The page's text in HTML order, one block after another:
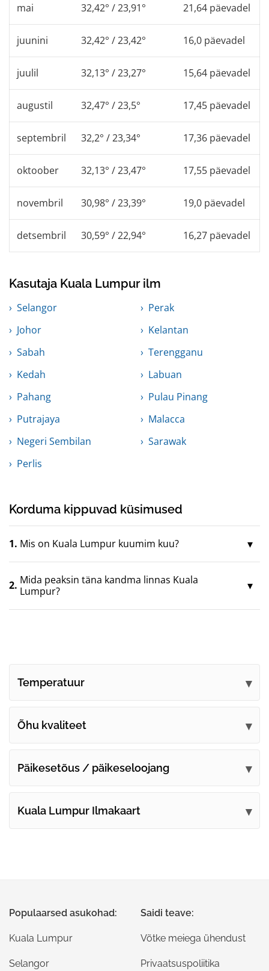
mai 32,42° / 23,91° 21,64 päevadel
juunini 32,42° / 23,42° 16,0 päevadel
juulil 32,13° / 23,27° 15,64 päevadel
augustil 32,47° / 23,5° 17,45 päevadel
septembril 32,2° / 23,34° 17,36 päevadel
oktoober 32,13° / 23,47° 17,55 päevadel
novembril 30,98° / 23,39° 19,0 päevadel
detsembril 30,59° / 22,94° 16,27 päevadel
Kasutaja Kuala Lumpur ilm
Selangor
Perak
Johor
Kelantan
Sabah
Terengganu
Kedah
Labuan
Pahang
Pulau Pinang
Putrajaya
Malacca
Negeri Sembilan
Sarawak
Perlis
Korduma kippuvad küsimused
1. Mis on Kuala Lumpur kuumim kuu?
2. Mida peaksin täna kandma linnas Kuala
Lumpur?
Temperatuur
Õhu kvaliteet
Päikesetõus / päikeseloojang
Kuala Lumpur Ilmakaart
Populaarsed asukohad:
Kuala Lumpur
Selangor
Saidi teave:
Võtke meiega ühendust
Privaatsuspoliitika